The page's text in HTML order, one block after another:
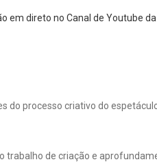
em direto no Canal de Youtube
do processo criativo do
trabalho de criação e